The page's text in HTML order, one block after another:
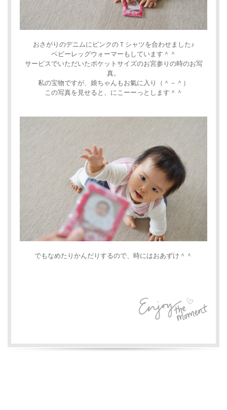
おさがりのデニムにピンクのＴシャツを合わせました♪
ベビーレッグウォーマーもしています＾＾
サービスでいただいたポケットサイズのお宮参りの時のお写
真。
私の宝物ですが、娘ちゃんもお氣に入り（＾－＾）
この写真を見せると、にこーーっとします＾＾
でもなめたりかんだりするので、時にはおあずけ＾＾